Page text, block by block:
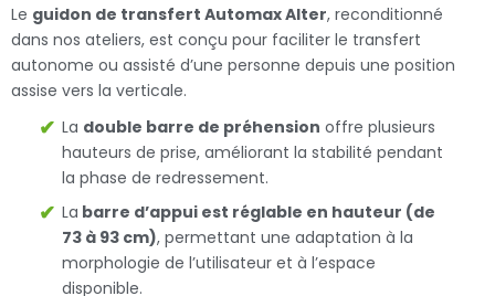
Le guidon de transfert Automax Alter, reconditionné
dans nos ateliers, est conçu pour faciliter le transfert
autonome ou assisté d’une personne depuis une position
assise vers la verticale.
La double barre de préhension offre plusieurs
hauteurs de prise, améliorant la stabilité pendant
la phase de redressement.
La barre d’appui est réglable en hauteur (de
73 à 93 cm), permettant une adaptation à la
morphologie de l’utilisateur et à l’espace
disponible.